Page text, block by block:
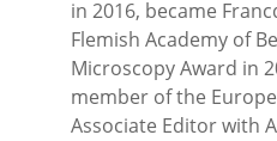
in 2016, became
Flemish Academy of
Microscopy Award in
member of the
Associate Editor with